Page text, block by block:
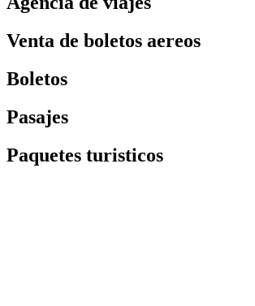
Venta de boletos aereos
Boletos
Pasajes
Paquetes turisticos